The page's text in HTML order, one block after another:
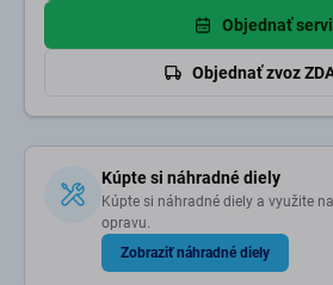
Objednať
Objednať zvoz
Kúpte si náhradné diely
Kúpte si náhradné diely a využite
opravu.
Zobraziť náhradné diely